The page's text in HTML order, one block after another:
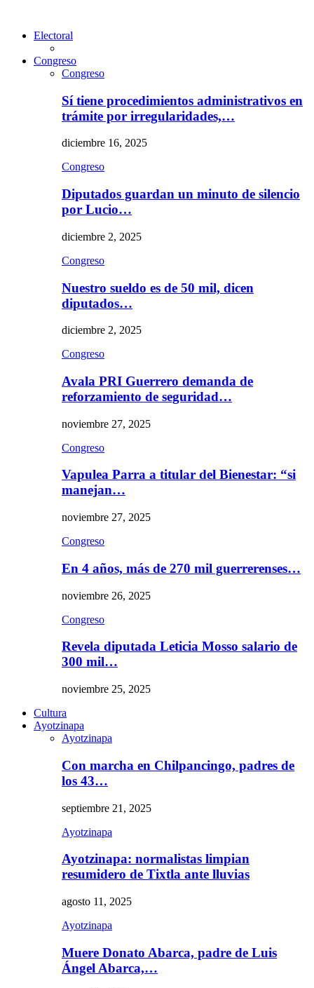
Electoral
Congreso
Congreso
Sí tiene procedimientos administrativos en
trámite por irregularidades,…
diciembre 16, 2025
Congreso
Diputados guardan un minuto de silencio
por Lucio…
diciembre 2, 2025
Congreso
Nuestro sueldo es de 50 mil, dicen
diputados…
diciembre 2, 2025
Congreso
Avala PRI Guerrero demanda de
reforzamiento de seguridad…
noviembre 27, 2025
Congreso
Vapulea Parra a titular del Bienestar: “si
manejan…
noviembre 27, 2025
Congreso
En 4 años, más de 270 mil guerrerenses…
noviembre 26, 2025
Congreso
Revela diputada Leticia Mosso salario de
300 mil…
noviembre 25, 2025
Cultura
Ayotzinapa
Ayotzinapa
Con marcha en Chilpancingo, padres de
los 43…
septiembre 21, 2025
Ayotzinapa
Ayotzinapa: normalistas limpian
resumidero de Tixtla ante lluvias
agosto 11, 2025
Ayotzinapa
Muere Donato Abarca, padre de Luis
Ángel Abarca,…